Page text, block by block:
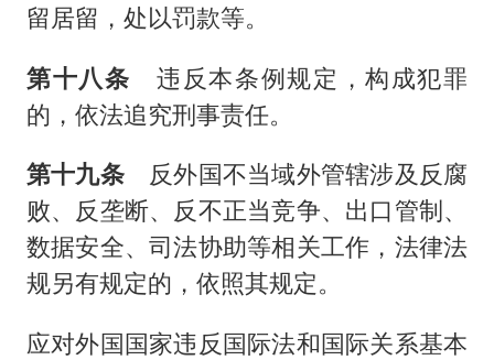
留居留，处以罚款等。
第十八条 违反本条例规定，构成犯罪
的，依法追究刑事责任。
第十九条反外国不当域外管辖涉及反腐
败、反垄断、反不正当竞争、出口管制、
数据安全、司法协助等相关工作，法律法
规另有规定的，依照其规定。
应对外国国家违反国际法和国际关系基本